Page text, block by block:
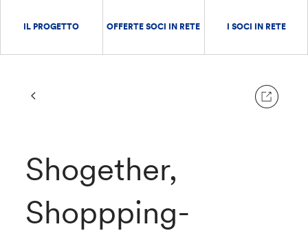
IL PROGETTO OFFERTE SOCI IN RETE I SOCI IN RETE
Shogether,
Shoppping-